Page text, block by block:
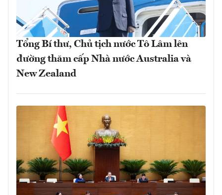
Tổng Bí thư, Chủ tịch nước Tô Lâm lên
đường thăm cấp Nhà nước Australia và
New Zealand